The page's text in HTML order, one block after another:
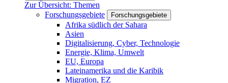
Zur Übersicht: Themen
Forschungsgebiete
Forschungsgebiete
Afrika südlich der Sahara
Asien
Digitalisierung, Cyber, Technologie
Energie, Klima, Umwelt
EU, Europa
Lateinamerika und die Karibik
Migration, EZ